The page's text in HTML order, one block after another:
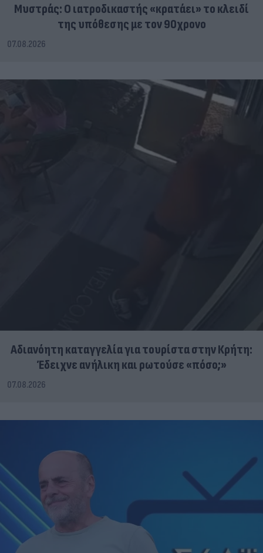
Μυστράς: Ο ιατροδικαστής «κρατάει» το κλειδί
της υπόθεσης με τον 90χρονο
07.08.2026
Αδιανόητη καταγγελία για τουρίστα στην Κρήτη:
Έδειχνε ανήλικη και ρωτούσε «πόσο;»
07.08.2026